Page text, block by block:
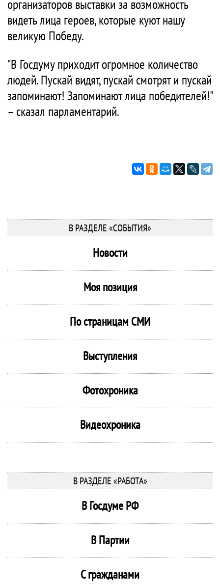
организаторов выставки за возможность
видеть лица героев, которые куют нашу
великую Победу.
"В Госдуму приходит огромное количество
людей. Пускай видят, пускай смотрят и пускай
запоминают! Запоминают лица победителей!"
– сказал парламентарий.
В РАЗДЕЛЕ «СОБЫТИЯ»
Новости
Моя позиция
По страницам СМИ
Выступления
Фотохроника
Видеохроника
В РАЗДЕЛЕ «РАБОТА»
В Госдуме РФ
В Партии
С гражданами